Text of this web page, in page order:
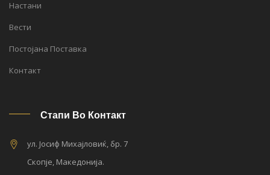
Настани
Вести
Постојана Поставка
Контакт
Стапи Во Контакт
ул. Јосиф Михајловиќ, бр. 7
Скопје, Македонија.